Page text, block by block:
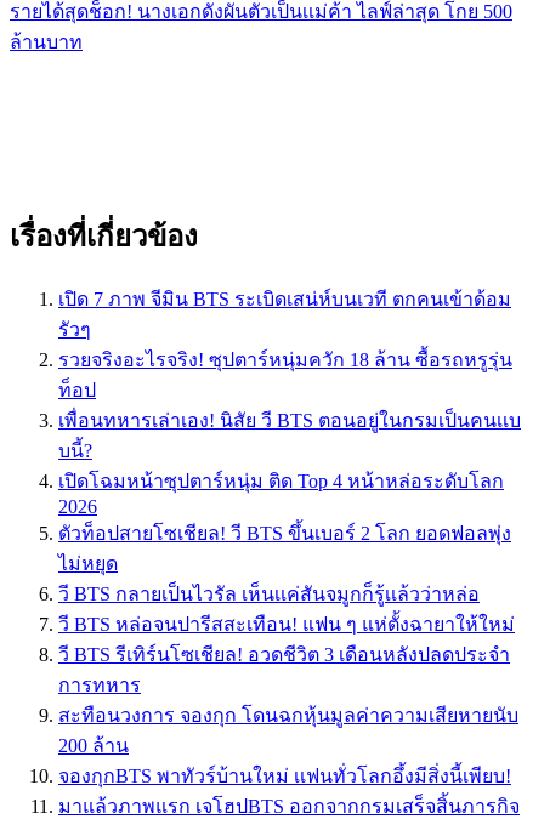
รายได้สุดช็อก! นางเอกดังผันตัวเป็นเเม่ค้า ไลฟ์ล่าสุด โกย 500
ล้านบาท
เรื่องที่เกี่ยวข้อง
เปิด 7 ภาพ จีมิน BTS ระเบิดเสน่ห์บนเวที ตกคนเข้าด้อม
รัวๆ
รวยจริงอะไรจริง! ซุปตาร์หนุ่มควัก 18 ล้าน ซื้อรถหรูรุ่น
ท็อป
เพื่อนทหารเล่าเอง! นิสัย วี BTS ตอนอยู่ในกรมเป็นคนเเบ
บนี้?
เปิดโฉมหน้าซุปตาร์หนุ่ม ติด Top 4 หน้าหล่อระดับโลก
2026
ตัวท็อปสายโซเชียล! วี BTS ขึ้นเบอร์ 2 โลก ยอดฟอลพุ่ง
ไม่หยุด
วี BTS กลายเป็นไวรัล เห็นเเค่สันจมูกก็รู้เเล้วว่าหล่อ
วี BTS หล่อจนปารีสสะเทือน! แฟน ๆ แห่ตั้งฉายาให้ใหม่
วี BTS รีเทิร์นโซเชียล! อวดชีวิต 3 เดือนหลังปลดประจำ
การทหาร
สะทือนวงการ จองกุก โดนฉกหุ้นมูลค่าความเสียหายนับ
200 ล้าน
จองกุกBTS พาทัวร์บ้านใหม่ เเฟนทั่วโลกอึ้งมีสิ่งนี้เพียบ!
มาแล้วภาพแรก เจโฮปBTS ออกจากกรมเสร็จสิ้นภารกิจ